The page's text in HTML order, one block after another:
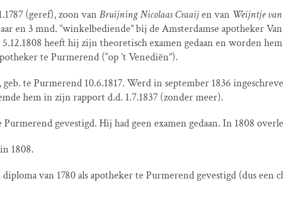
(geref), zoon van Bruijning Nicolaas Craaijen van Weijntje van
en 3 mnd. “winkelbediende” bij de Amsterdamse apotheker
heeft hij zijn theoretisch examen gedaan en worden
te Purmerend (“op ’t Venediën”).
te Purmerend 10.6.1817. Werd in september 1836
hem in zijn rapport d.d. 1.7.1837 (zonder meer).
Purmerend gevestigd. Hij had geen examen gedaan. In 1808
1808.
van 1780 als apotheker te Purmerend gevestigd (dus